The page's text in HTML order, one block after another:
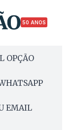
50 ANOS
OPÇÃO
EMAIL